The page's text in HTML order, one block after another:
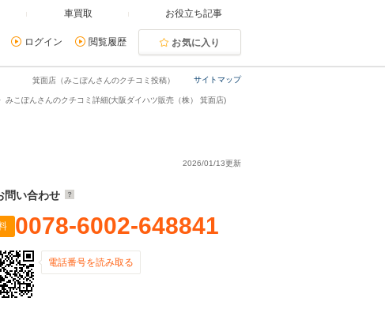
車買取 お役立ち記事
ログイン 閲覧履歴 お気に入り
サイトマップ
箕面店（みこぽんさんのクチコミ投稿）
みこぽんさんのクチコミ詳細(大阪ダイハツ販売（株） 箕面店)
2026/01/13更新
問い合わせ
0078-6002-648841
電話番号を読み取る